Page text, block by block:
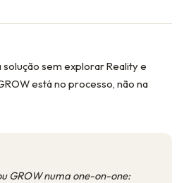
solução sem explorar Reality e
está no processo, não na
GROW numa one-on-one: